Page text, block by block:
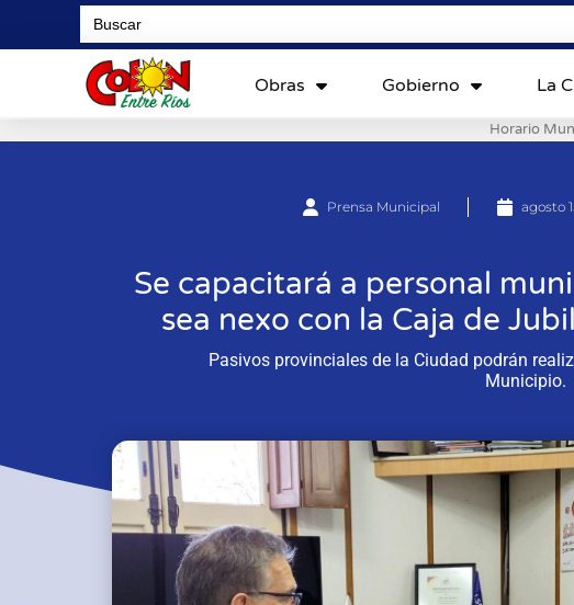
Search
for:
Obras Gobierno La
Horario
Prensa Municipal agosto
Se capacitará a personal
sea nexo con la Caja de
Pasivos provinciales de la Ciudad podrán
Municipio.